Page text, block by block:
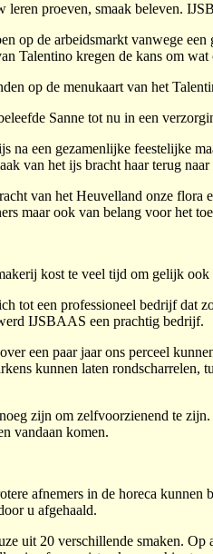
leren proeven, smaak beleven.
op de arbeidsmarkt vanwege
Talentino kregen de kans om
op de menukaart van het
Sanne tot nu in een
na een gezamenlijke feestelijke
van het ijs bracht haar terug
van het Heuvelland onze flora
maar ook van belang voor het
kost te veel tijd om gelijk ook
tot een professioneel bedrijf dat
IJSBAAS een prachtig bedrijf.
een paar jaar ons perceel
kunnen laten rondscharrelen,
zijn om zelfvoorzienend te
vandaan komen.
afnemers in de horeca
u afgehaald.
uit 20 verschillende smaken.